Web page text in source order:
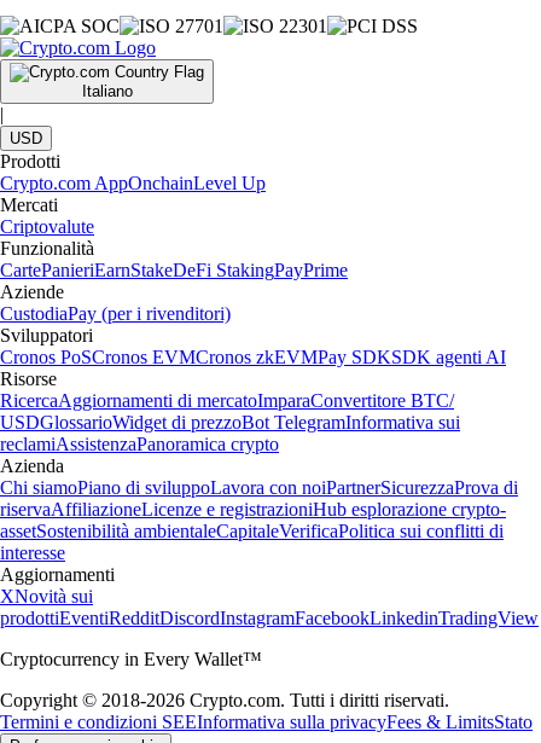
Italiano
|
USD
Prodotti
Crypto.com AppOnchainLevel Up
Mercati
Criptovalute
Funzionalità
CartePanieriEarnStakeDeFi StakingPayPrime
Aziende
CustodiaPay (per i rivenditori)
Sviluppatori
Cronos PoSCronos EVMCronos zkEVMPay SDKSDK agenti AI
Risorse
RicercaAggiornamenti di mercatoImparaConvertitore BTC/
USDGlossarioWidget di prezzoBot TelegramInformativa sui
reclamiAssistenzaPanoramica crypto
Azienda
Chi siamoPiano di sviluppoLavora con noiPartnerSicurezzaProva di
riservaAffiliazioneLicenze e registrazioniHub esplorazione crypto-
assetSostenibilità ambientaleCapitaleVerificaPolitica sui conflitti di
interesse
Aggiornamenti
XNovità sui
prodottiEventiRedditDiscordInstagramFacebookLinkedinTradingView
Cryptocurrency in Every Wallet™
Copyright © 2018-2026 Crypto.com. Tutti i diritti riservati.
Termini e condizioni SEEInformativa sulla privacyFees & LimitsStato